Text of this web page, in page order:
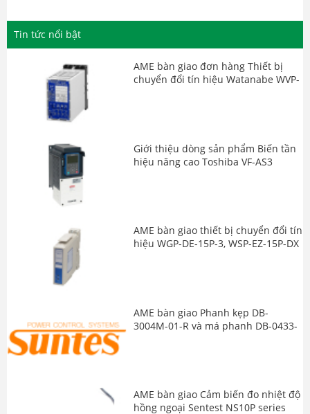
Tin tức nổi bật
AME bàn giao đơn hàng Thiết bị
chuyển đổi tín hiệu Watanabe WVP-
Giới thiệu dòng sản phẩm Biến tần
hiệu năng cao Toshiba VF-AS3
AME bàn giao thiết bị chuyển đổi tín
hiệu WGP-DE-15P-3, WSP-EZ-15P-DX
AME bàn giao Phanh kẹp DB-
3004M-01-R và má phanh DB-0433-
AME bàn giao Cảm biến đo nhiệt độ
hồng ngoại Sentest NS10P series